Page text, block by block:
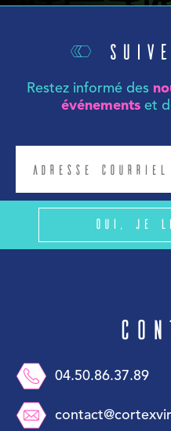
Restez informé des
événementset
Oui, je
04.50.86.37.89